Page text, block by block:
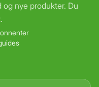
nye produkter. Du